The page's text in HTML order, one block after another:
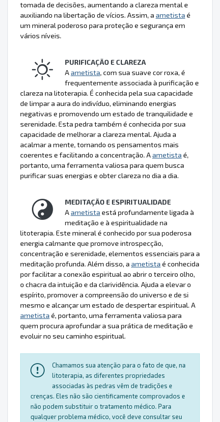
tomada de decisões, aumentando a clareza mental e
auxiliando na libertação de vícios. Assim, a ametista é
um mineral poderoso para proteção e segurança em
vários níveis.
PURIFICAÇÃO E CLAREZA
Aametista, com sua suave cor roxa, é
frequentemente associada à purificação e
clareza na litoterapia. É conhecida pela sua capacidade
de limpar a aura do indivíduo, eliminando energias
negativas e promovendo um estado de tranquilidade e
serenidade. Esta pedra também é conhecida por sua
capacidade de melhorar a clareza mental. Ajuda a
acalmar a mente, tornando os pensamentos mais
coerentes e facilitando a concentração. Aametista é,
portanto, uma ferramenta valiosa para quem busca
purificar suas energias e obter clareza no dia a dia.
MEDITAÇÃO E ESPIRITUALIDADE
Aametista está profundamente ligada à
meditação e à espiritualidade na
litoterapia. Este mineral é conhecido por sua poderosa
energia calmante que promove introspecção,
concentração e serenidade, elementos essenciais para a
meditação profunda. Além disso, a ametista é conhecida
por facilitar a conexão espiritual ao abrir o terceiro olho,
o chacra da intuição e da clarividência. Ajuda a elevar o
espírito, promover a compreensão do universo e de si
mesmo e alcançar um estado de despertar espiritual. A
ametista é, portanto, uma ferramenta valiosa para
quem procura aprofundar a sua prática de meditação e
evoluir no seu caminho espiritual.
Chamamos sua atenção para o fato de que, na
litoterapia, as diferentes propriedades
associadas às pedras vêm de tradições e
crenças. Eles não são cientificamente comprovados e
não podem substituir o tratamento médico. Para
qualquer problema médico, você deve consultar seu